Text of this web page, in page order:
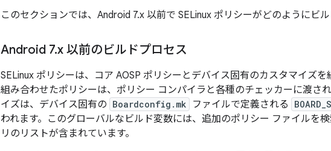
このセクションでは、Android 7.x 以前で SELinux ポリシーがどのようにビ
Android 7.x 以前のビルドプロセス
SELinux ポリシーは、コア AOSP ポリシーとデバイス固有のカスタマイズを
組み合わせたポリシーは、ポリシー コンパイラと各種のチェッカーに渡さ
イズは、デバイス固有の Boardconfig.mk ファイルで定義される
われます。このグローバルなビルド変数には、追加のポリシー ファイルを
リのリストが含まれています。